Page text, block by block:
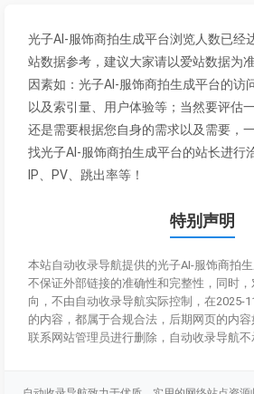
光子AI-服饰商拍生成平台浏览人数已经
站数据参考，建议大家请以爱站数据为
因素如：光子AI-服饰商拍生成平台的访
以及索引量、用户体验等；当然要评估
还是需要根据您自身的需求以及需要，
找光子AI-服饰商拍生成平台的站长进行
IP、PV、跳出率等！
特别声明
本站自动收录导航提供的光子AI-服饰商拍
不保证外部链接的准确性和完整性，同时
向，不由自动收录导航实际控制，在2025-
的内容，都属于合规合法，后期网页的内
联系网站管理员进行删除，自动收录导航不